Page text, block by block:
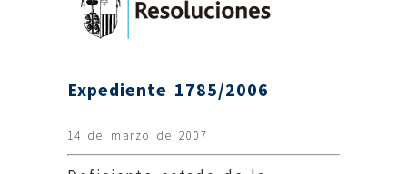
Expediente 1785/2006
14 de marzo de 2007